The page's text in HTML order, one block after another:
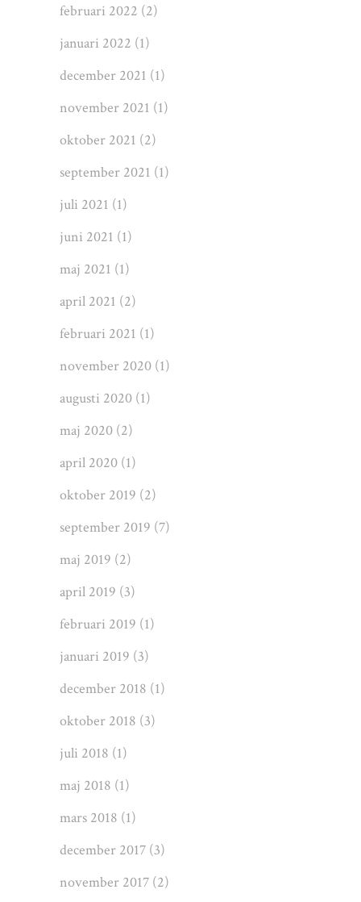
februari 2022 (2)
januari 2022 (1)
december 2021 (1)
november 2021 (1)
oktober 2021 (2)
september 2021 (1)
juli 2021 (1)
juni 2021 (1)
maj 2021 (1)
april 2021 (2)
februari 2021 (1)
november 2020 (1)
augusti 2020 (1)
maj 2020 (2)
april 2020 (1)
oktober 2019 (2)
september 2019 (7)
maj 2019 (2)
april 2019 (3)
februari 2019 (1)
januari 2019 (3)
december 2018 (1)
oktober 2018 (3)
juli 2018 (1)
maj 2018 (1)
mars 2018 (1)
december 2017 (3)
november 2017 (2)